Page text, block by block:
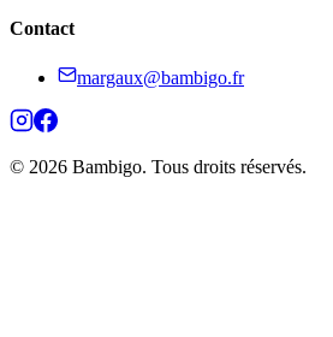
Contact
margaux@bambigo.fr
© 2026 Bambigo. Tous droits réservés.